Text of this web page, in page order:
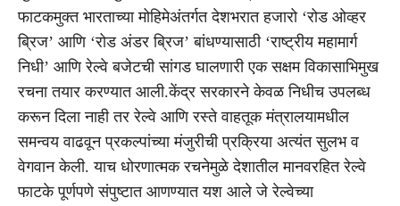
फाटकमुक्त भारताच्या मोहिमेअंतर्गत देशभरात हजारो ‘रोड ओव्हर
ब्रिज’ आणि ‘रोड अंडर ब्रिज’ बांधण्यासाठी ‘राष्ट्रीय महामार्ग
निधी’ आणि रेल्वे बजेटची सांगड घालणारी एक सक्षम विकासाभिमुख
रचना तयार करण्यात आली.केंद्र सरकारने केवळ निधीच उपलब्ध
करून दिला नाही तर रेल्वे आणि रस्ते वाहतूक मंत्रालयामधील
समन्वय वाढवून प्रकल्पांच्या मंजुरीची प्रक्रिया अत्यंत सुलभ व
वेगवान केली. याच धोरणात्मक रचनेमुळे देशातील मानवरहित रेल्वे
फाटके पूर्णपणे संपुष्टात आणण्यात यश आले जे रेल्वेच्या